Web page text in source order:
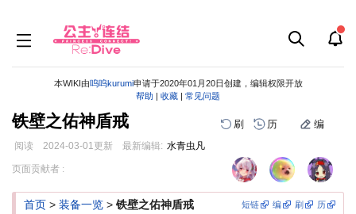
本WIKI由呜呜kurumi申请于2020年01月20日创建，编辑权限开放
帮助 | 收藏 | 常见问题
铁壁之佑神盾戒 刷 历 编
阅读 2024-03-01更新 最新编辑: 水青虫凡
跳
导
跳
搜
页面贡献者 :
短链 编 刷 历
首页 > 装备一览 > 铁壁之佑神盾戒